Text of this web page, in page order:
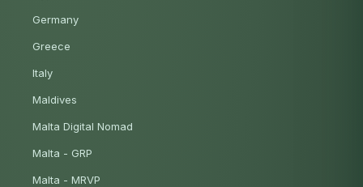
Germany
Greece
Italy
Maldives
Malta Digital Nomad
Malta - GRP
Malta - MRVP